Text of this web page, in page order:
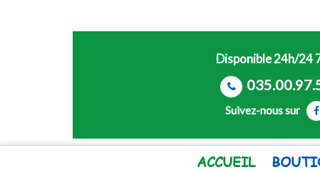
Disponible 24h/24
Suivez-nous sur
ACCUEIL